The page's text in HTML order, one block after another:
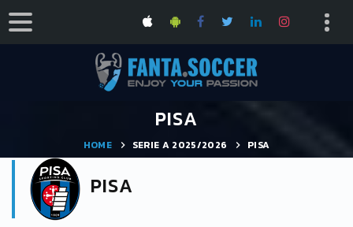
PISA
HOME SERIE A 2025/2026 PISA
PISA